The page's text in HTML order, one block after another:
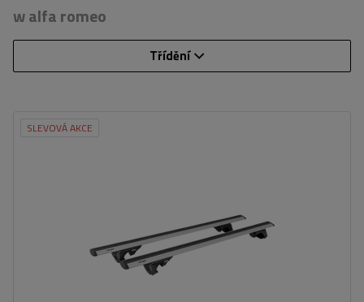
w alfa romeo
Třídění
SLEVOVÁ AKCE